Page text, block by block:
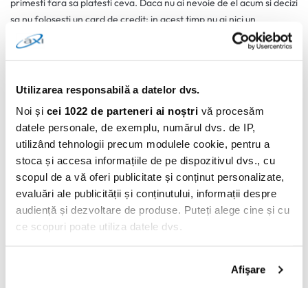
Utilizarea responsabilă a datelor dvs.
Noi și cei 1022 de parteneri ai noștri vă procesăm
datele personale, de exemplu, numărul dvs. de IP,
utilizând tehnologii precum modulele cookie, pentru a
stoca și accesa informațiile de pe dispozitivul dvs., cu
scopul de a vă oferi publicitate și conținut personalizate,
evaluări ale publicității și conținutului, informații despre
audiență și dezvoltare de produse. Puteți alege cine și cu
ce scopuri poate utiliza datele dvs.
Să colectăm informațiile cu privire la locația dvs.
Afişare
primesti fara sa platesti ceva. Daca nu ai nevoie de el acum si decizi
sa nu folosesti un card de credit; in acest timp nu ai nici un
comision.